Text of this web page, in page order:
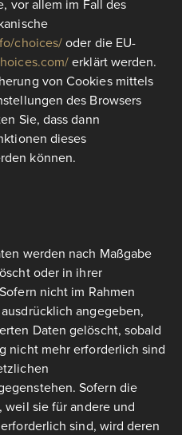
vor allem im Fall des
choices/ oder die EU-
erklärt werden.
von Cookies mittels
des Browsers
Sie, dass dann
dieses
können.
werden nach Maßgabe
oder in ihrer
nicht im Rahmen
angegeben,
Daten gelöscht, sobald
nicht mehr erforderlich sind
Sofern die
sie für andere und
sind, wird deren